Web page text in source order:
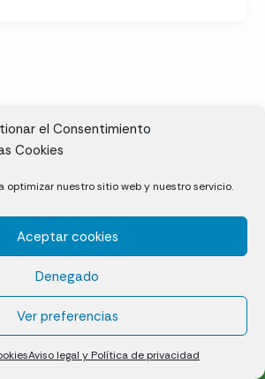
el Consentimiento
Cookies
optimizar nuestro sitio web y nuestro servicio.
Aceptar cookies
Denegado
Ver preferencias
Aviso legal y Política de privacidad
natural en tepes
Política de cookies (UE)
y Política de privacidad
¿Quiénes somos?
Contacto